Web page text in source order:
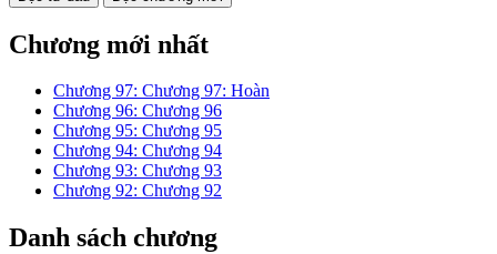
Chương mới nhất
Chương 97: Chương 97: Hoàn
Chương 96: Chương 96
Chương 95: Chương 95
Chương 94: Chương 94
Chương 93: Chương 93
Chương 92: Chương 92
Danh sách chương